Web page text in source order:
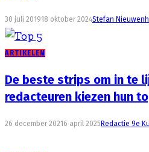
30 juli 201918 oktober 2024Stefan
ARTIKELEN
De beste strips om in te
redacteuren kiezen hun
26 december 20216 april 2025Redactie 9e